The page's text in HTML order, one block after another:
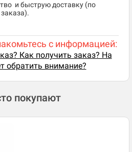
и быструю доставку (по
с информацией:
Как получить заказ? На
обратить внимание?
покупают